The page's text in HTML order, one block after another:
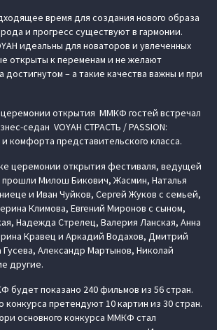
время для создания нового образа
и прогресс существуют в гармонии.
идеальны для новаторов и увлеченных
открыты к переменам и не желают
достигнутом – а такие качества важны и при
открытия ММКФ гостей встречал
седан VOYAH СТРАСТЬ / PASSION:
комфорта представительского класса.
церемонии открытия фестиваля, ведущей
прошли Милош Бикович, Жасмин, Наталья
и Иван Чуйков, Сергей Жуков с семьей,
Климова, Евгений Миронов с сыном,
Надежда Стрелец, Валерия Ланская, Анна
Кравец и Аркадий Водахов, Дмитрий
Александр Мартынов, Николай
другие.
будет показано 240 фильмов из 56 стран.
конкурса претендуют 10 картин из 30 стран.
основного конкурса ММКФ стал